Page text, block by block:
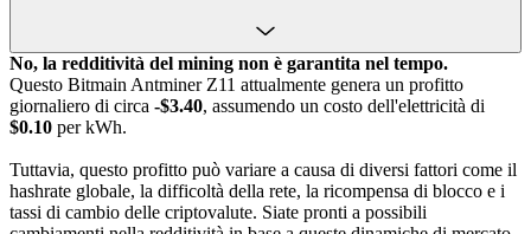
No, la redditività del mining non è garantita nel tempo.
Questo Bitmain Antminer Z11 attualmente genera un profitto
giornaliero di circa -$3.40, assumendo un costo dell'elettricità di
$0.10 per kWh.
Tuttavia, questo profitto può variare a causa di diversi fattori come il
hashrate globale, la difficoltà della rete, la ricompensa di blocco e i
tassi di cambio delle criptovalute. Siate pronti a possibili